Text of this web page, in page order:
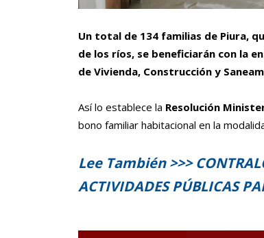
Un total de 134 familias de Piura,
de los ríos, se beneficiarán con la
de Vivienda, Construcción y
Así lo establece la Resolución
bono familiar habitacional en la
Lee También >>>
ACTIVIDADES PÚBLICAS